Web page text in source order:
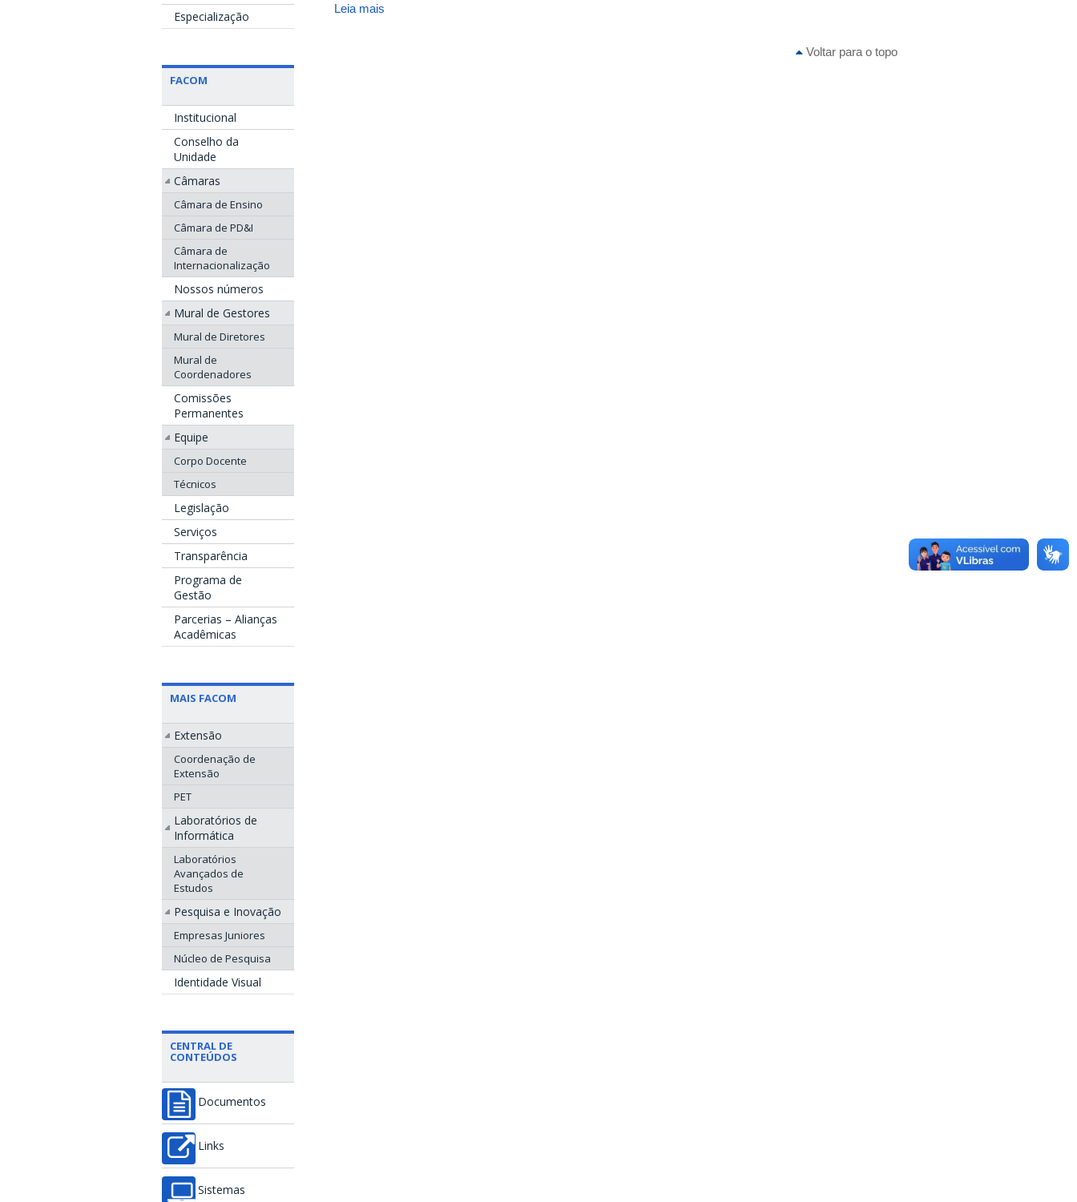
Especialização
FACOM
Institucional
Conselho da
Unidade
Câmaras
Câmara de Ensino
Câmara de PD&I
Câmara de
Internacionalização
Nossos números
Mural de Gestores
Mural de Diretores
Mural de
Coordenadores
Comissões
Permanentes
Equipe
Corpo Docente
Técnicos
Legislação
Serviços
Transparência
Programa de
Gestão
Parcerias – Alianças
Acadêmicas
MAIS FACOM
Extensão
Coordenação de
Extensão
PET
Laboratórios de
Informática
Laboratórios
Avançados de
Estudos
Pesquisa e Inovação
Empresas Juniores
Núcleo de Pesquisa
Identidade Visual
CENTRAL DE
CONTEÚDOS
Documentos
Links
Sistemas
Leia mais
Voltar para o topo